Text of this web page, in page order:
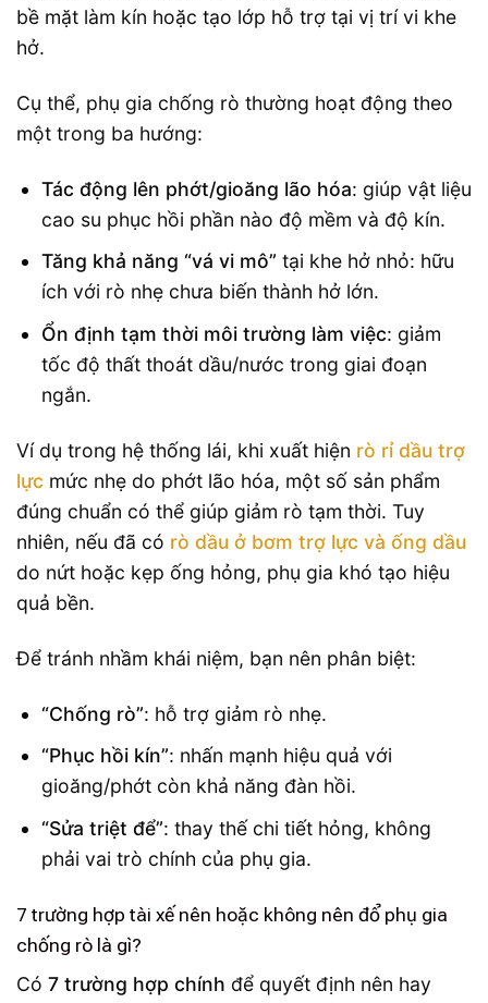
bề mặt làm kín hoặc tạo lớp hỗ trợ tại vị trí vi khe
hở.
Cụ thể, phụ gia chống rò thường hoạt động theo
một trong ba hướng:
Tác động lên phớt/gioăng lão hóa: giúp vật liệu
cao su phục hồi phần nào độ mềm và độ kín.
Tăng khả năng “vá vi mô” tại khe hở nhỏ: hữu
ích với rò nhẹ chưa biến thành hở lớn.
Ổn định tạm thời môi trường làm việc: giảm
tốc độ thất thoát dầu/nước trong giai đoạn
ngắn.
Ví dụ trong hệ thống lái, khi xuất hiện rò rỉ dầu trợ
lực mức nhẹ do phớt lão hóa, một số sản phẩm
đúng chuẩn có thể giúp giảm rò tạm thời. Tuy
nhiên, nếu đã có rò dầu ở bơm trợ lực và ống dầu
do nứt hoặc kẹp ống hỏng, phụ gia khó tạo hiệu
quả bền.
Để tránh nhầm khái niệm, bạn nên phân biệt:
“Chống rò”: hỗ trợ giảm rò nhẹ.
“Phục hồi kín”: nhấn mạnh hiệu quả với
gioăng/phớt còn khả năng đàn hồi.
“Sửa triệt để”: thay thế chi tiết hỏng, không
phải vai trò chính của phụ gia.
7 trường hợp tài xế nên hoặc không nên đổ phụ gia
chống rò là gì?
Có 7 trường hợp chính để quyết định nên hay